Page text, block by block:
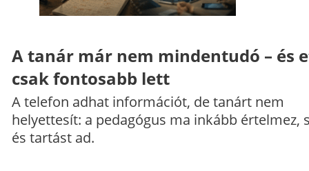
A tanár már nem mindentudó – és
csak fontosabb lett
A telefon adhat információt, de tanárt nem
helyettesít: a pedagógus ma inkább értelmez,
és tartást ad.